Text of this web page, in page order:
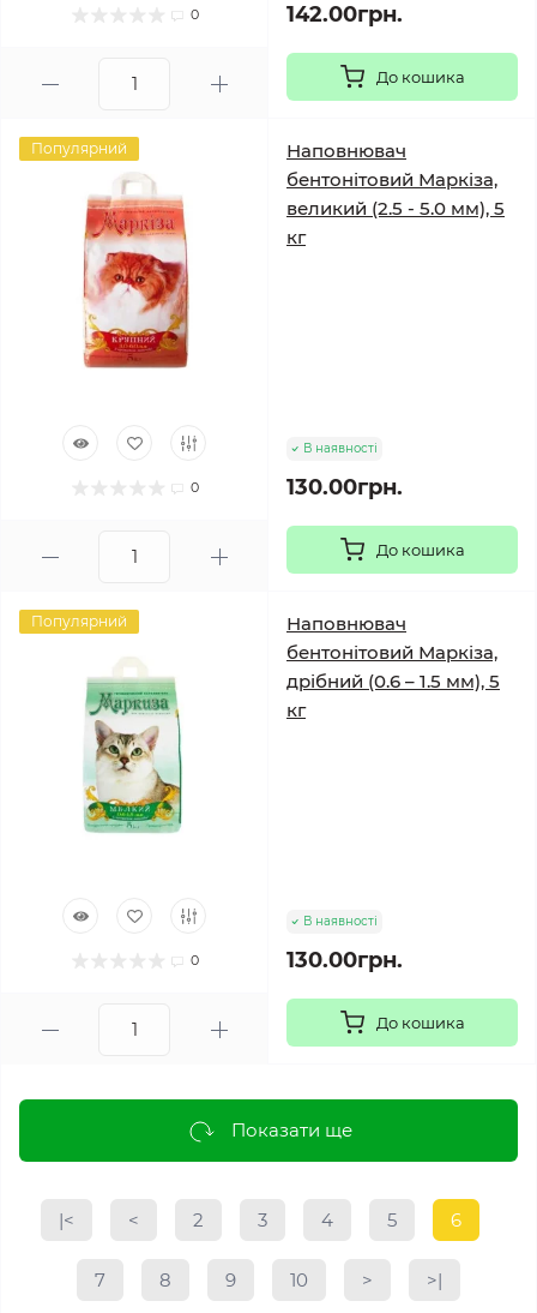
0 142.00грн.
До кошика
Популярний
0
Наповнювач
бентонітовий Маркіза,
великий (2.5 - 5.0 мм), 5
кг
В наявності
130.00грн.
До кошика
Популярний
0
Наповнювач
бентонітовий Маркіза,
дрібний (0.6 – 1.5 мм), 5
кг
В наявності
130.00грн.
До кошика
Показати ще
|< < 2 3 4 5 6
7 8 9 10 > >|